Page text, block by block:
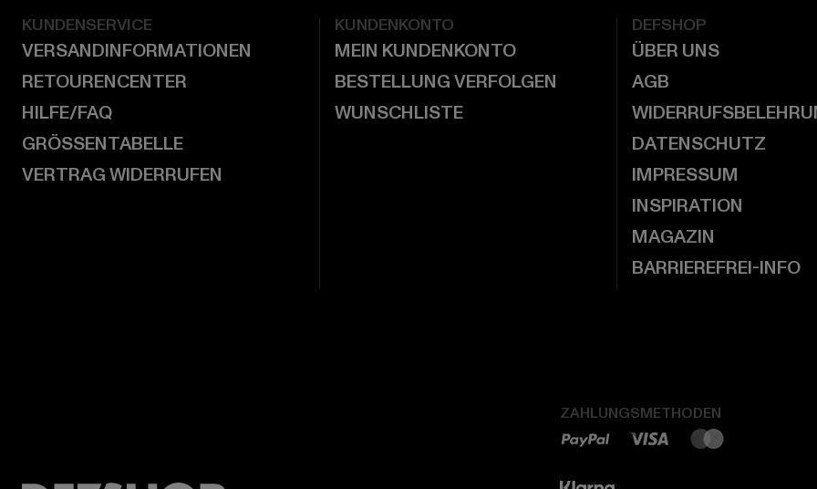
KUNDENSERVICE
VERSANDINFORMATIONEN
RETOURENCENTER
HILFE/FAQ
GRÖSSENTABELLE
VERTRAG WIDERRUFEN
KUNDENKONTO
MEIN KUNDENKONTO
BESTELLUNG VERFOLGEN
WUNSCHLISTE
DEFSHOP
ÜBER UNS
AGB
DATENSCHUTZ
IMPRESSUM
INSPIRATION
MAGAZIN
BARRIEREFREI-INFO
ZAHLUNGSMETHODEN